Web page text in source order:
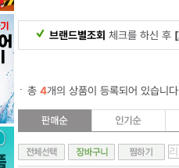
브랜드별조회 체크를 하신 후
총 4개의 상품이 등록되어 있습니